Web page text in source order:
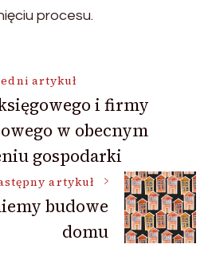
procesu.
artykuł
i firmy
w obecnym
gospodarki
artykuł
budowe
domu